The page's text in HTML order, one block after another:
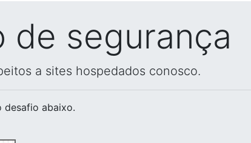
de segurança
a sites hospedados conosco.
desafio abaixo.